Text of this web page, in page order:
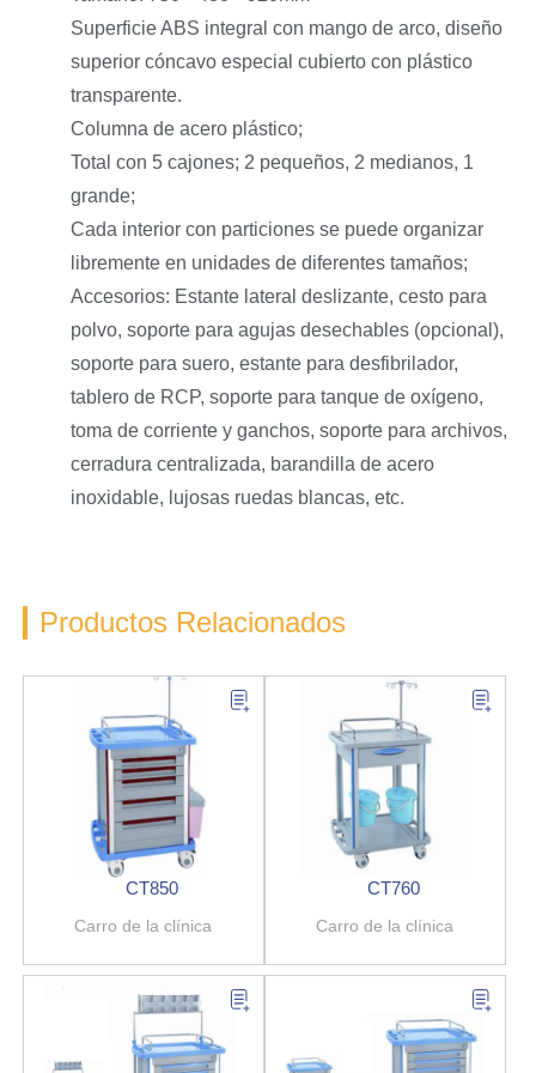
Superficie ABS integral con mango de arco, diseño
superior cóncavo especial cubierto con plástico
transparente.
Columna de acero plástico;
Total con 5 cajones; 2 pequeños, 2 medianos, 1
grande;
Cada interior con particiones se puede organizar
libremente en unidades de diferentes tamaños;
Accesorios: Estante lateral deslizante, cesto para
polvo, soporte para agujas desechables (opcional),
soporte para suero, estante para desfibrilador,
tablero de RCP, soporte para tanque de oxígeno,
toma de corriente y ganchos, soporte para archivos,
cerradura centralizada, barandilla de acero
inoxidable, lujosas ruedas blancas, etc.
Productos Relacionados
CT850
Carro de la clínica
CT760
Carro de la clínica